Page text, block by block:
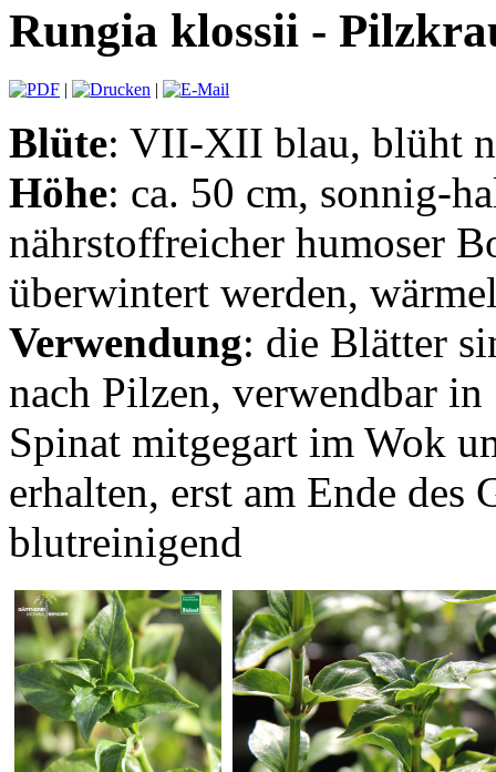
Rungia klossii -
| |
Blüte: VII-XII blau, blüht
Höhe: ca. 50 cm, sonnig-
nährstoffreicher humoser
überwintert werden,
Verwendung: die Blätter
nach Pilzen, verwendbar
Spinat mitgegart im Wok
erhalten, erst am Ende
blutreinigend